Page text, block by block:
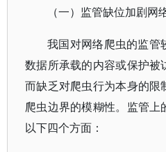
（一）监管缺位加剧
我国对网络爬虫的监管
数据所承载的内容或保护被
而缺乏对爬虫行为本身的
爬虫边界的模糊性。监管上
以下四个方面：